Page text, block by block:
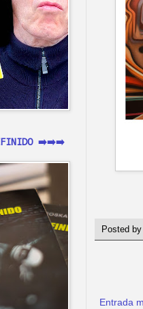
Posted
Entrada
➡️➡️➡️